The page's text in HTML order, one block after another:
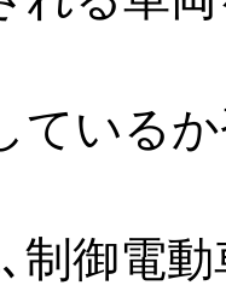
ている
制御電